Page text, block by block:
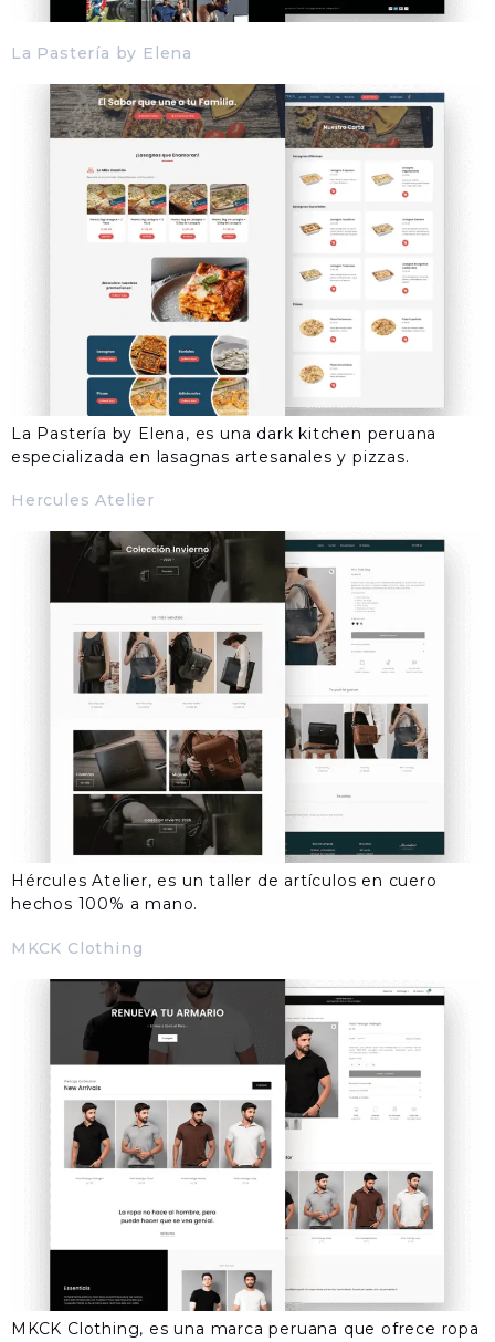
La Pastería by Elena
La Pastería by Elena, es una dark kitchen peruana
especializada en lasagnas artesanales y pizzas.
Hercules Atelier
Hércules Atelier, es un taller de artículos en cuero
hechos 100% a mano.
MKCK Clothing
​MKCK Clothing, es una marca peruana que ofrece ropa